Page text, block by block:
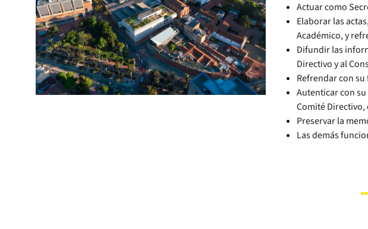
Actuar como
Elaborar las
Académico, y
Difundir las
Directivo y al
Refrendar con
Autenticar con
Comité
Preservar la
Las demás